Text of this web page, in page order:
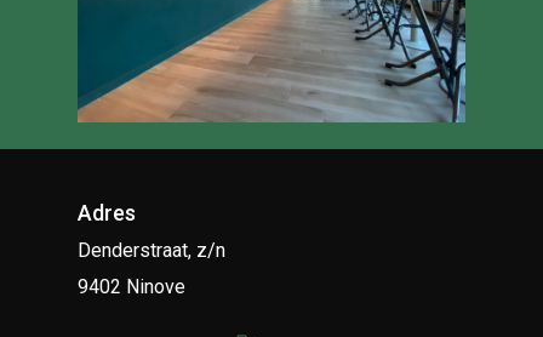
Adres
Denderstraat, z/n
9402 Ninove